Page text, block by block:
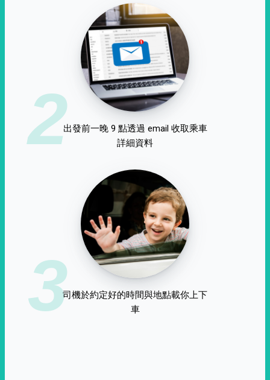
2出發前一晚 9 點透過 email 收取乘車
詳細資料
3司機於約定好的時間與地點載你上下
車